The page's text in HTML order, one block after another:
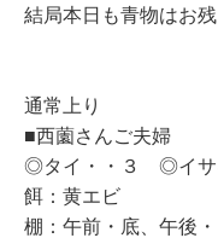
結局本日も青物はお
通常上り
■西薗さんご夫婦
◎タイ・・３ ◎イサ
餌：黄エビ
棚：午前・底、午後